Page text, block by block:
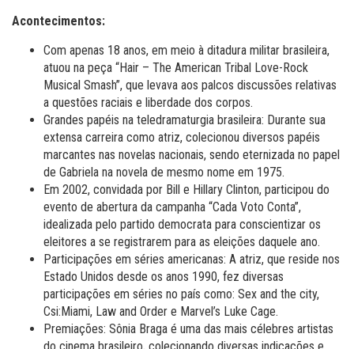
Acontecimentos:
Com apenas 18 anos, em meio à ditadura militar brasileira,
atuou na peça “Hair – The American Tribal Love-Rock
Musical Smash”, que levava aos palcos discussões relativas
a questões raciais e liberdade dos corpos.
Grandes papéis na teledramaturgia brasileira: Durante sua
extensa carreira como atriz, colecionou diversos papéis
marcantes nas novelas nacionais, sendo eternizada no papel
de Gabriela na novela de mesmo nome em 1975.
Em 2002, convidada por Bill e Hillary Clinton, participou do
evento de abertura da campanha “Cada Voto Conta”,
idealizada pelo partido democrata para conscientizar os
eleitores a se registrarem para as eleições daquele ano.
Participações em séries americanas: A atriz, que reside nos
Estado Unidos desde os anos 1990, fez diversas
participações em séries no país como: Sex and the city,
Csi:Miami, Law and Order e Marvel’s Luke Cage.
Premiações: Sônia Braga é uma das mais célebres artistas
do cinema brasileiro, colecionando diversas indicações e